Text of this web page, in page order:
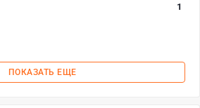
1
ПОКАЗАТЬ ЕЩЕ